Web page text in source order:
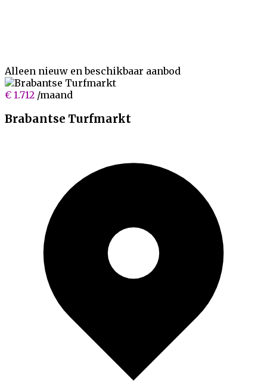
Alleen nieuw enbeschikbaar aanbod
€ 1.712 /maand
Brabantse Turfmarkt